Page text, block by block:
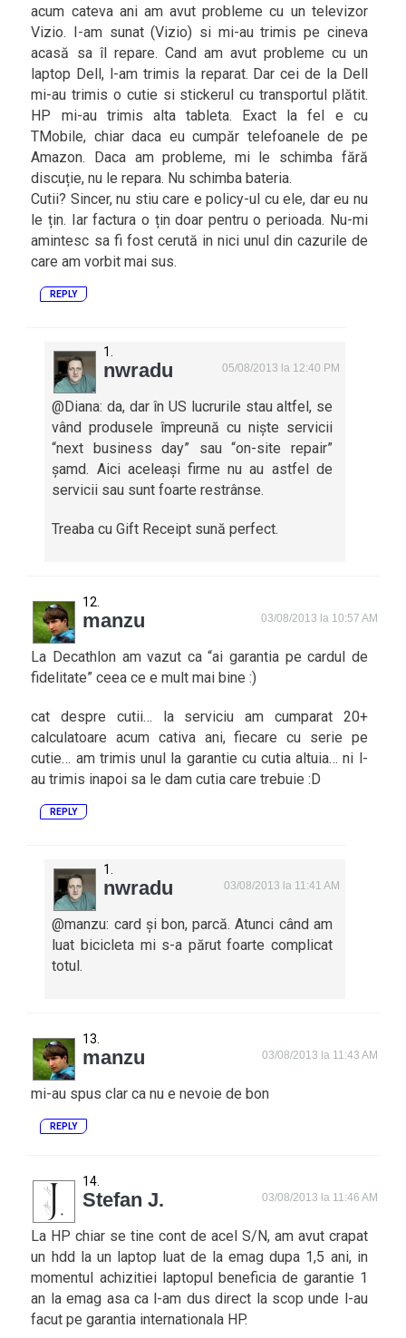
acum cateva ani am avut probleme cu un televizor
Vizio. I-am sunat (Vizio) si mi-au trimis pe cineva
acasă sa îl repare. Cand am avut probleme cu un
laptop Dell, l-am trimis la reparat. Dar cei de la Dell
mi-au trimis o cutie si stickerul cu transportul plătit.
HP mi-au trimis alta tableta. Exact la fel e cu
TMobile, chiar daca eu cumpăr telefoanele de pe
Amazon. Daca am probleme, mi le schimba fără
discuție, nu le repara. Nu schimba bateria.
Cutii? Sincer, nu stiu care e policy-ul cu ele, dar eu nu
le țin. Iar factura o țin doar pentru o perioada. Nu-mi
amintesc sa fi fost cerută in nici unul din cazurile de
care am vorbit mai sus.
REPLY
nwradu 05/08/2013 la 12:40 PM
@Diana: da, dar în US lucrurile stau altfel, se
vând produsele împreună cu niște servicii
“next business day” sau “on-site repair”
șamd. Aici aceleași firme nu au astfel de
servicii sau sunt foarte restrânse.
Treaba cu Gift Receipt sună perfect.
manzu 03/08/2013 la 10:57 AM
La Decathlon am vazut ca “ai garantia pe cardul de
fidelitate” ceea ce e mult mai bine :)
cat despre cutii… la serviciu am cumparat 20+
calculatoare acum cativa ani, fiecare cu serie pe
cutie… am trimis unul la garantie cu cutia altuia… ni l-
au trimis inapoi sa le dam cutia care trebuie :D
REPLY
nwradu 03/08/2013 la 11:41 AM
@manzu: card și bon, parcă. Atunci când am
luat bicicleta mi s-a părut foarte complicat
totul.
manzu 03/08/2013 la 11:43 AM
mi-au spus clar ca nu e nevoie de bon
REPLY
Stefan J. 03/08/2013 la 11:46 AM
La HP chiar se tine cont de acel S/N, am avut crapat
un hdd la un laptop luat de la emag dupa 1,5 ani, in
momentul achizitiei laptopul beneficia de garantie 1
an la emag asa ca l-am dus direct la scop unde l-au
facut pe garantia internationala HP.